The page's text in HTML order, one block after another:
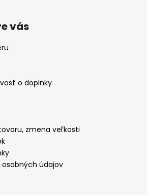
vás
o doplnky
zmena veľkosti
údajov